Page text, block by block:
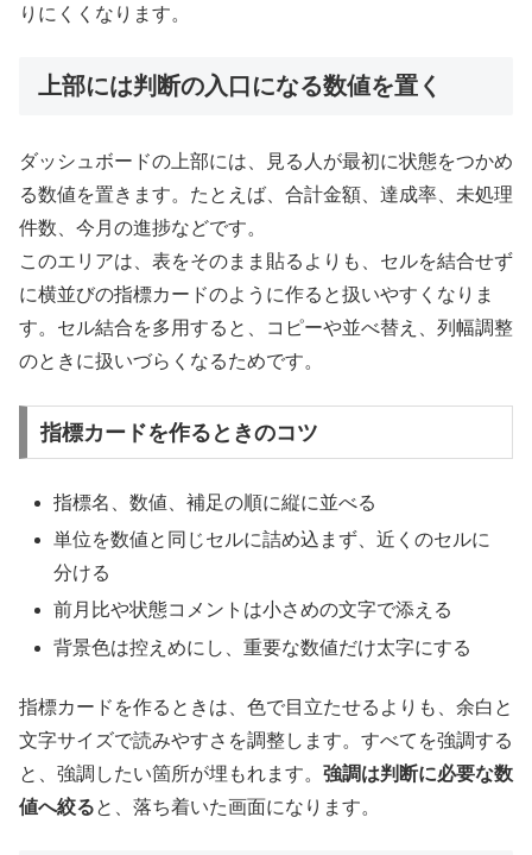
りにくくなります。
上部には判断の入口になる数値を置く
ダッシュボードの上部には、見る人が最初に状態をつかめ
る数値を置きます。たとえば、合計金額、達成率、未処理
件数、今月の進捗などです。
このエリアは、表をそのまま貼るよりも、セルを結合せず
に横並びの指標カードのように作ると扱いやすくなりま
す。セル結合を多用すると、コピーや並べ替え、列幅調整
のときに扱いづらくなるためです。
指標カードを作るときのコツ
指標名、数値、補足の順に縦に並べる
単位を数値と同じセルに詰め込まず、近くのセルに
分ける
前月比や状態コメントは小さめの文字で添える
背景色は控えめにし、重要な数値だけ太字にする
指標カードを作るときは、色で目立たせるよりも、余白と
文字サイズで読みやすさを調整します。すべてを強調する
と、強調したい箇所が埋もれます。 強調は判断に必要な数
値へ絞ると、落ち着いた画面になります。